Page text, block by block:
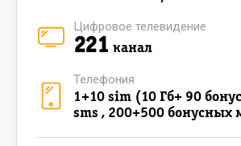
221 канал
Цифровое телевидение
1+10 sim (10 Гб+ 90
sms , 200+500 бонусных
Телефония